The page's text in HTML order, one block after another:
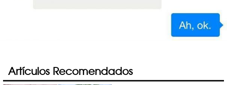
Artículos Recomendados